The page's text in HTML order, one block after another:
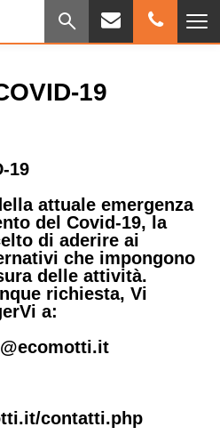
19
19
attuale emergenza
del Covid-19, la
di aderire ai
che impongono
delle attività.
richiesta, Vi
a:
contatti.php